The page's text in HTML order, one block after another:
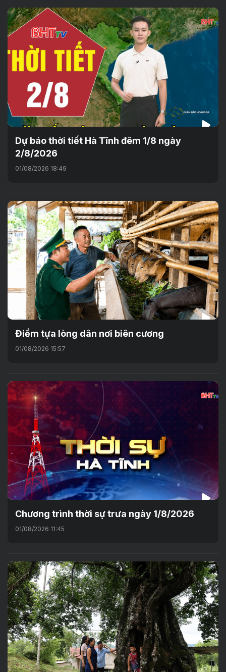
Dự báo thời tiết Hà Tĩnh đêm 1/8 ngày
2/8/2026
01/08/2026 18:49
Điểm tựa lòng dân nơi biên cương
01/08/2026 15:57
Chương trình thời sự trưa ngày 1/8/2026
01/08/2026 11:45